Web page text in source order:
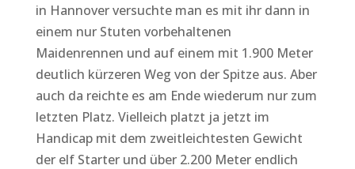
in Hannover versuchte man es mit ihr dann in
einem nur Stuten vorbehaltenen
Maidenrennen und auf einem mit 1.900 Meter
deutlich kürzeren Weg von der Spitze aus. Aber
auch da reichte es am Ende wiederum nur zum
letzten Platz. Vielleich platzt ja jetzt im
Handicap mit dem zweitleichtesten Gewicht
der elf Starter und über 2.200 Meter endlich